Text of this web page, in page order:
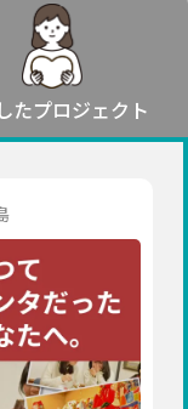
エシカル
マイノリティ
社会貢献
東北
北海道
福島
たプロジェクト